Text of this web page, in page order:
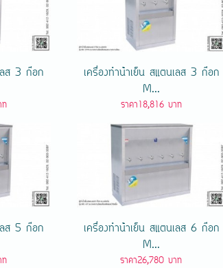
ลส 3 ก๊อก
เครื่องทําน้ําเย็น สแตนเลส 3 ก๊อก
M...
ราคา18,816 บาท
ลส 5 ก๊อก
ท
เครื่องทําน้ําเย็น สแตนเลส 6 ก๊อก
M...
ราคา26,780 บาท